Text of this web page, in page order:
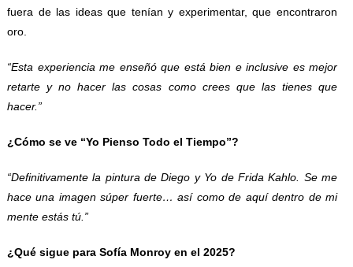
fuera de las ideas que tenían y experimentar, que encontraron
oro.
“Esta experiencia me enseñó que está bien e inclusive es mejor
retarte y no hacer las cosas como crees que las tienes que
hacer.”
¿Cómo se ve “Yo Pienso Todo el Tiempo”?
“Definitivamente la pintura de Diego y Yo de Frida Kahlo. Se me
hace una imagen súper fuerte… así como de aquí dentro de mi
mente estás tú.”
¿Qué sigue para Sofía Monroy en el 2025?